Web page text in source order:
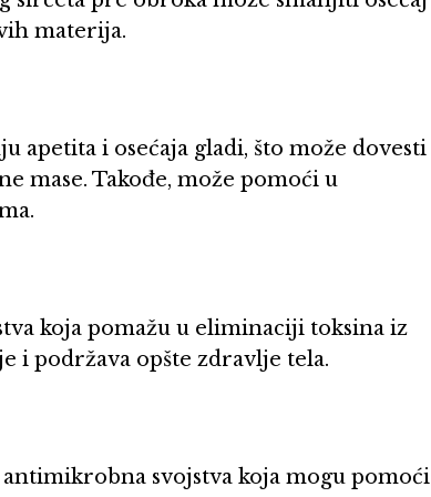
materija.
apetita i osećaja gladi, što može dovesti
mase. Takođe, može pomoći u
koja pomažu u eliminaciji toksina iz
i podržava opšte zdravlje tela.
svojstva koja mogu pomoći